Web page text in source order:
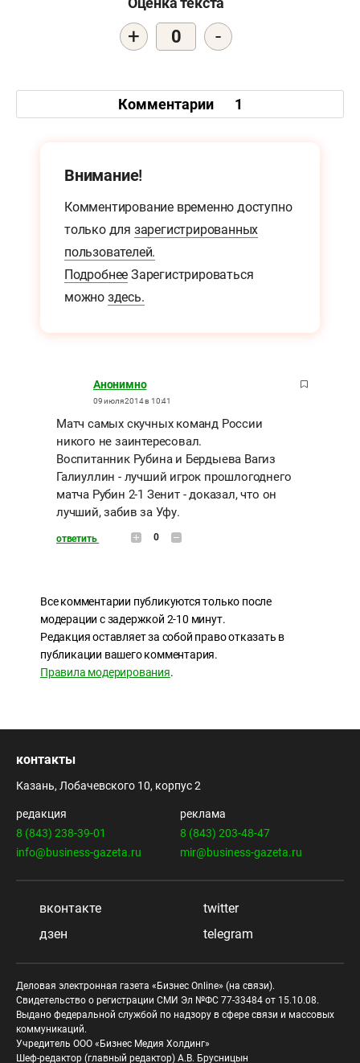
+ 0 -
Комментарии 1
Внимание!
Комментирование временно доступно
только для зарегистрированных
пользователей.
Подробнее Зарегистрироваться
можно здесь.
Анонимно
09 июля 2014 в 10:41
Матч самых скучных команд России
никого не заинтересовал.
Воспитанник Рубина и Бердыева Вагиз
Галиуллин - лучший игрок прошлогоднего
матча Рубин 2-1 Зенит - доказал, что он
лучший, забив за Уфу.
ответить 0
Все комментарии публикуются только после
модерации с задержкой 2-10 минут.
Редакция оставляет за собой право отказать в
публикации вашего комментария.
Правила модерирования.
контакты
Казань, Лобачевского 10, корпус 2
редакция
8 (843) 238-39-01
info@business-gazeta.ru
реклама
8 (843) 203-48-47
mir@business-gazeta.ru
вконтакте
twitter
дзен
telegram
Деловая электронная газета «Бизнес Online» (на связи).
Свидетельство о регистрации СМИ Эл №ФС 77-33484 от 15.10.08.
Выдано федеральной службой по надзору в сфере связи и массовых
коммуникаций.
Учредитель ООО «Бизнес Медия Холдинг»
Шеф-редактор (главный редактор) А.В. Брусницын